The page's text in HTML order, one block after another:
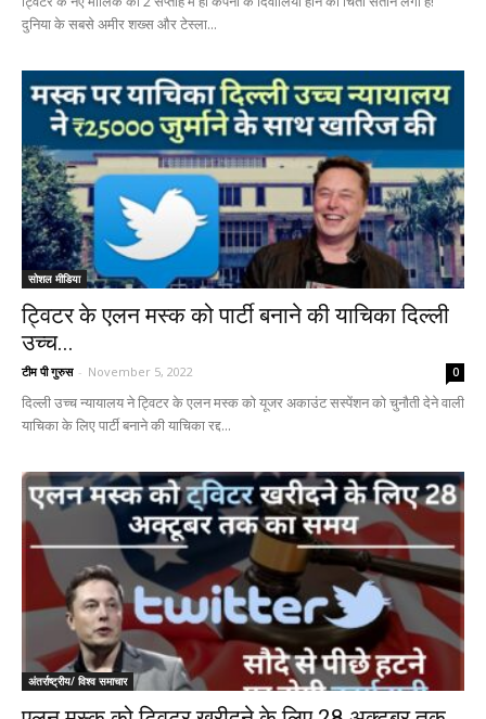
दुनिया के सबसे अमीर शख्‍स और टेस्‍ला...
सोशल मीडिया
ट्विटर के एलन मस्क को पार्टी बनाने की याचिका दिल्ली
उच्च...
टीम पी गुरुस - November 5, 2022 0
दिल्ली उच्च न्यायालय ने ट्विटर के एलन मस्क को यूजर अकाउंट सस्पेंशन को चुनौती देने वाली
याचिका के लिए पार्टी बनाने की याचिका रद्द...
अंतर्राष्ट्रीय/ विश्व समाचार